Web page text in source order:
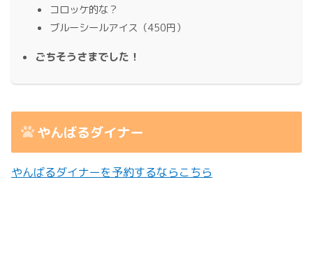
コロッケ的な？
ブルーシールアイス（450円）
ごちそうさまでした！
やんばるダイナー
やんばるダイナーを予約するならこちら